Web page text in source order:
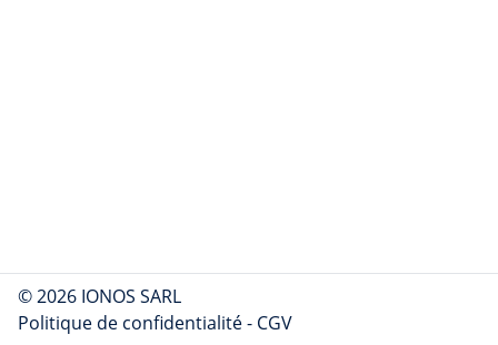
© 2026 IONOS SARL
Politique de confidentialité- CGV